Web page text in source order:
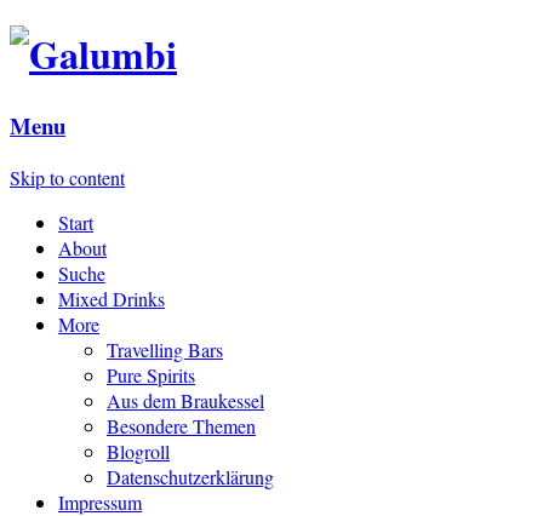
Menu
Skip to content
Start
About
Suche
Mixed Drinks
More
Travelling Bars
Pure Spirits
Aus dem Braukessel
Besondere Themen
Blogroll
Datenschutzerklärung
Impressum